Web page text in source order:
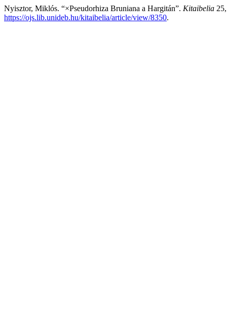
Nyisztor, Miklós. “×Pseudorhiza Bruniana a Hargitán”. Kitaibelia
https://ojs.lib.unideb.hu/kitaibelia/article/view/8350.